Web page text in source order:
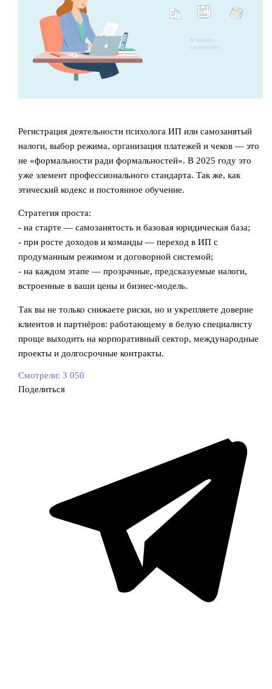
Регистрация деятельности психолога ИП или самозанятый
налоги, выбор режима, организация платежей и чеков — это
не «формальности ради формальностей». В 2025 году это
уже элемент профессионального стандарта. Так же, как
этический кодекс и постоянное обучение.
Стратегия проста:
- на старте — самозанятость и базовая юридическая база;
- при росте доходов и команды — переход в ИП с
продуманным режимом и договорной системой;
- на каждом этапе — прозрачные, предсказуемые налоги,
встроенные в ваши цены и бизнес‑модель.
Так вы не только снижаете риски, но и укрепляете доверие
клиентов и партнёров: работающему в белую специалисту
проще выходить на корпоративный сектор, международные
проекты и долгосрочные контракты.
Смотрели: 3 050
Поделиться